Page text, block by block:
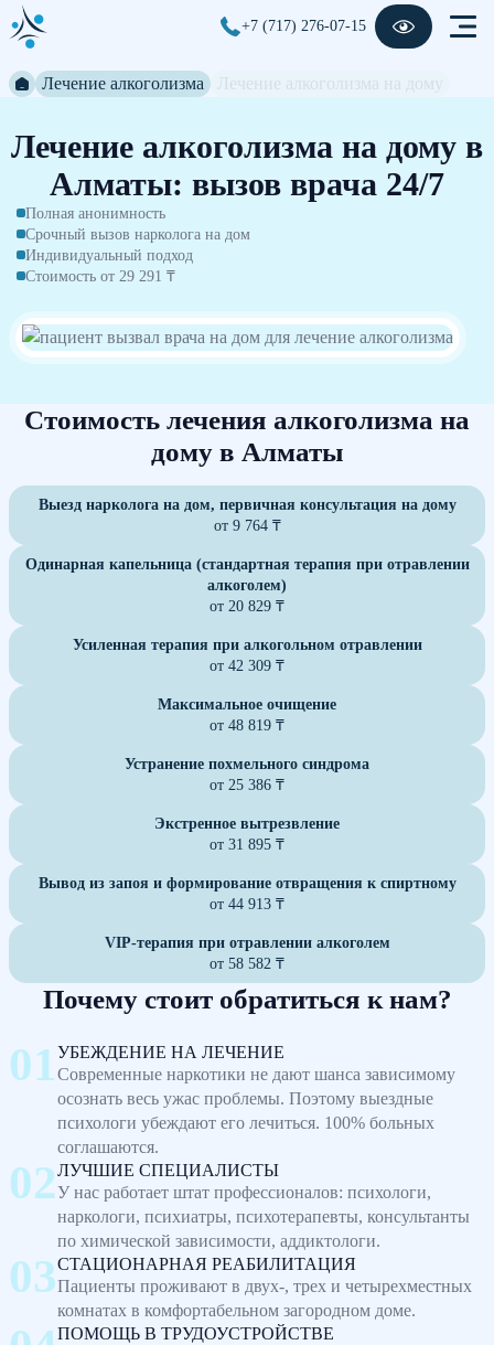
+7 (717) 276-07-15
Лечение алкоголизма
Лечение алкоголизма на дому в
Алматы: вызов врача 24/7
Полная анонимность
Срочный вызов нарколога на дом
Индивидуальный подход
Стоимость от 29 291 ₸
Стоимость лечения алкоголизма на
дому в Алматы
Выезд нарколога на дом, первичная консультация на дому
от 9 764 ₸
Одинарная капельница (стандартная терапия при отравлении
алкоголем)
от 20 829 ₸
Усиленная терапия при алкогольном отравлении
от 42 309 ₸
Максимальное очищение
от 48 819 ₸
Устранение похмельного синдрома
от 25 386 ₸
Экстренное вытрезвление
от 31 895 ₸
Вывод из запоя и формирование отвращения к спиртному
от 44 913 ₸
VIP-терапия при отравлении алкоголем
от 58 582 ₸
Почему стоит обратиться к нам?
УБЕЖДЕНИЕ НА ЛЕЧЕНИЕ
Современные наркотики не дают шанса зависимому
осознать весь ужас проблемы. Поэтому выездные
психологи убеждают его лечиться. 100% больных
соглашаются.
ЛУЧШИЕ СПЕЦИАЛИСТЫ
У нас работает штат профессионалов: психологи,
наркологи, психиатры, психотерапевты, консультанты
по химической зависимости, аддиктологи.
СТАЦИОНАРНАЯ РЕАБИЛИТАЦИЯ
Пациенты проживают в двух-, трех и четырехместных
комнатах в комфортабельном загородном доме.
ПОМОЩЬ В ТРУДОУСТРОЙСТВЕ